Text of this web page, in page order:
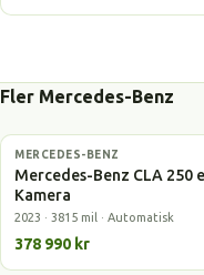
Fler Mercedes-Benz
Laddhybrid
MERCEDES-BENZ
Mercedes-Benz CLA 250
Kamera
2023 · 3815 mil · Automatisk
378 990 kr